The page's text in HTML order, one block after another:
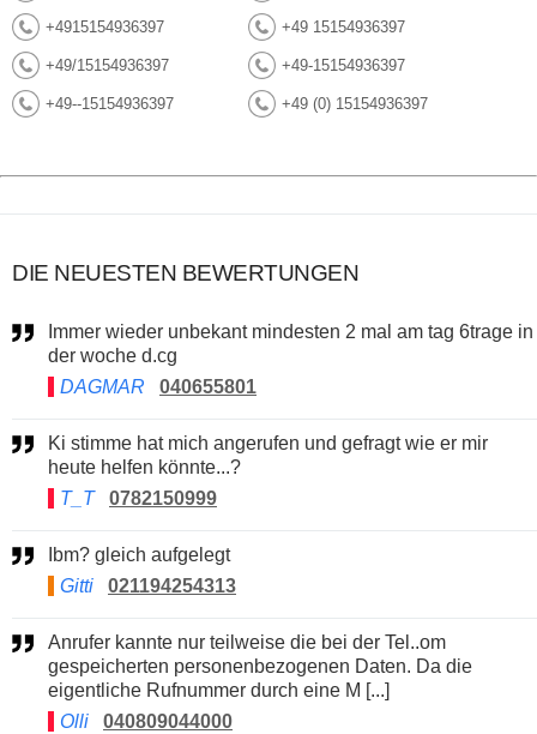
+4915154936397 +49 15154936397
+49/15154936397 +49-15154936397
+49--15154936397 +49 (0) 15154936397
DIE NEUESTEN BEWERTUNGEN
der woche d.cg
DAGMAR
040655801
Ki stimme hat mich angerufen und gefragt wie er mir
heute helfen könnte...?
T_T
0782150999
Ibm? gleich aufgelegt
Gitti
021194254313
Anrufer kannte nur teilweise die bei der Tel..om
gespeicherten personenbezogenen Daten. Da die
eigentliche Rufnummer durch eine M [...]
Olli
040809044000